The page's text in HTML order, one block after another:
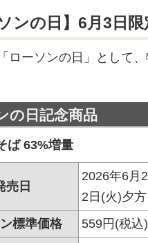
ソンの日】6月3日
ローソンの日」として
の日記念商品
ば 63%増量
売日
2026年6月
2日(火)夕方
標準価格
559円(税込)